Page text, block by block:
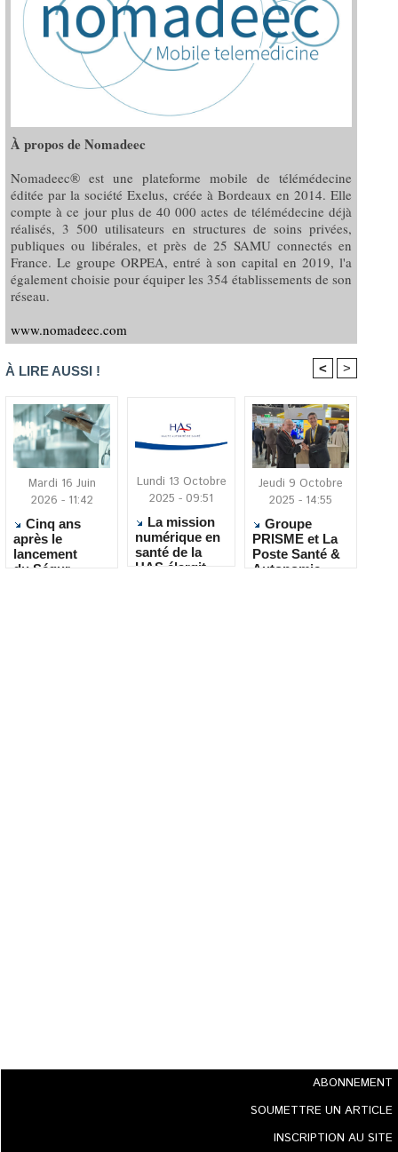
À propos de Nomadeec
Nomadeec® est une plateforme mobile de télémédecine
éditée par la société Exelus, créée à Bordeaux en 2014. Elle
compte à ce jour plus de 40 000 actes de télémédecine déjà
réalisés, 3 500 utilisateurs en structures de soins privées,
publiques ou libérales, et près de 25 SAMU connectés en
France. Le groupe ORPEA, entré à son capital en 2019, l'a
également choisie pour équiper les 354 établissements de son
réseau.
www.nomadeec.com
À LIRE AUSSI ! < >
Mardi 16 Juin
2026 - 11:42
Cinq ans
après le
lancement
du Ségur
Lundi 13 Octobre
2025 - 09:51
La mission
numérique en
santé de la
HAS élargit
Jeudi 9 Octobre
2025 - 14:55
Groupe
PRISME et La
Poste Santé &
Autonomie
ABONNEMENT
SOUMETTRE UN ARTICLE
INSCRIPTION AU SITE